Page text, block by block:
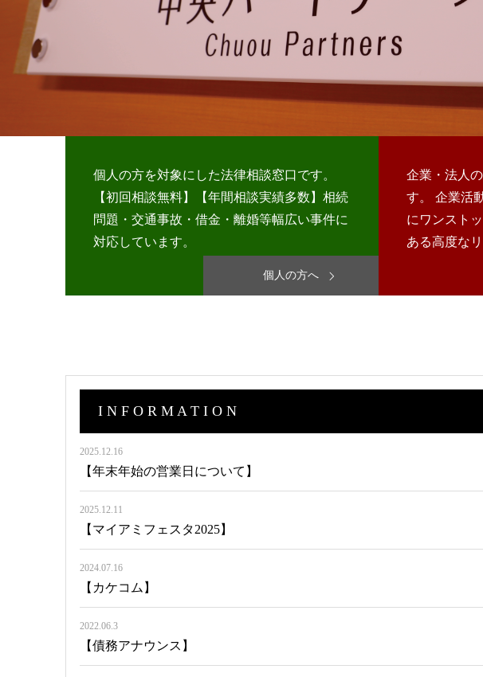
個人の方を対象にした法律相談窓口です。
【初回相談無料】【年間相談実績多数】相続
問題・交通事故・借金・離婚等幅広い事件に
対応しています。
個人の方へ
企業・法人
す。 企業活
にワンスト
ある高度な
I N F O R M A T I O N
2025.12.16
【年末年始の営業日について】
2025.12.11
【マイアミフェスタ2025】
2024.07.16
【カケコム】
2022.06.3
【債務アナウンス】